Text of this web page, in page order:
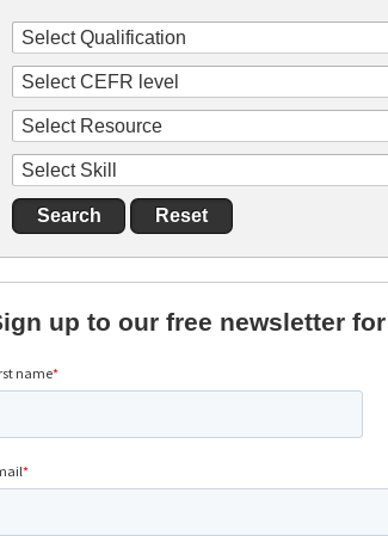
up to our free newsletter